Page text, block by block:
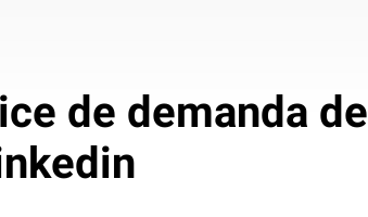
de demanda de